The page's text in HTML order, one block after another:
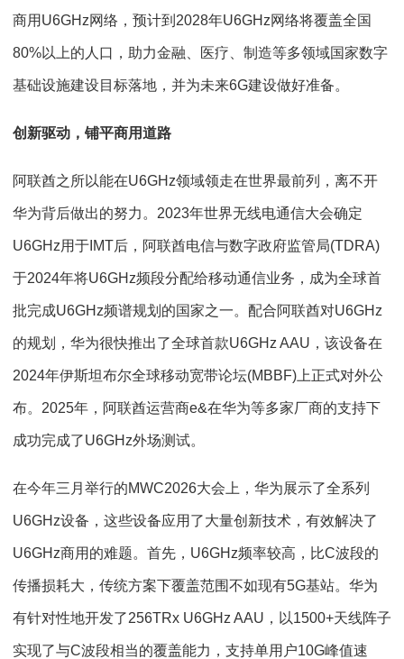
商用U6GHz网络，预计到2028年U6GHz网络将覆盖全国
80%以上的人口，助力金融、医疗、制造等多领域国家数字
基础设施建设目标落地，并为未来6G建设做好准备。
创新驱动，铺平商用道路
阿联酋之所以能在U6GHz领域领走在世界最前列，离不开
华为背后做出的努力。2023年世界无线电通信大会确定
U6GHz用于IMT后，阿联酋电信与数字政府监管局(TDRA)
于2024年将U6GHz频段分配给移动通信业务，成为全球首
批完成U6GHz频谱规划的国家之一。配合阿联酋对U6GHz
的规划，华为很快推出了全球首款U6GHz AAU，该设备在
2024年伊斯坦布尔全球移动宽带论坛(MBBF)上正式对外公
布。2025年，阿联酋运营商e&在华为等多家厂商的支持下
成功完成了U6GHz外场测试。
在今年三月举行的MWC2026大会上，华为展示了全系列
U6GHz设备，这些设备应用了大量创新技术，有效解决了
U6GHz商用的难题。首先，U6GHz频率较高，比C波段的
传播损耗大，传统方案下覆盖范围不如现有5G基站。华为
有针对性地开发了256TRx U6GHz AAU，以1500+天线阵子
实现了与C波段相当的覆盖能力，支持单用户10G峰值速